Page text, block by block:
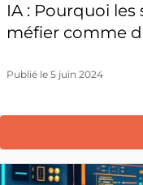
IA : Pourquoi
méfier comme
Publié le 5 juin 2024